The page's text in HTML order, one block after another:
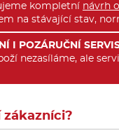
kompletní návrh
na stávající stav,
I POZÁRUČNÍ
nezasíláme, ale
zákazníci?